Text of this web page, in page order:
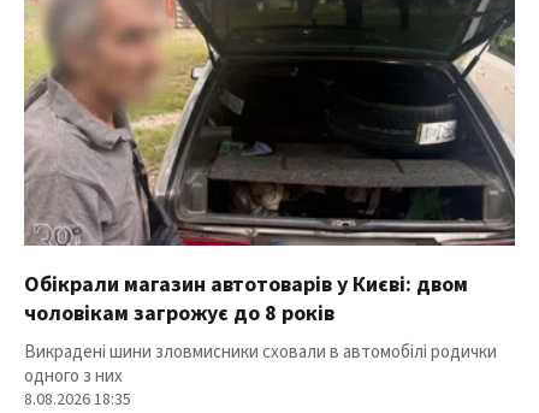
Обікрали магазин автотоварів у Києві: двом
чоловікам загрожує до 8 років
Викрадені шини зловмисники сховали в автомобілі родички
одного з них
8.08.2026 18:35